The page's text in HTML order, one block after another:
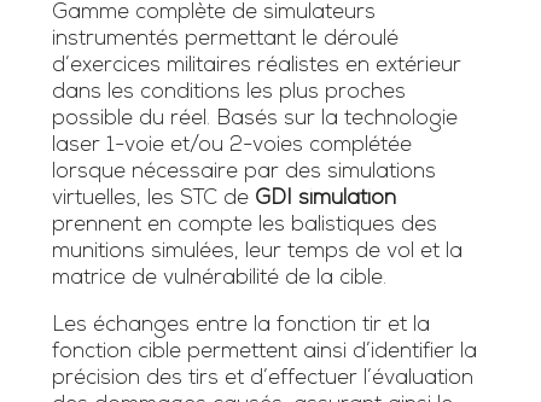
Gamme complète de simulateurs
instrumentés permettant le déroulé
d’exercices militaires réalistes en extérieur
dans les conditions les plus proches
possible du réel. Basés sur la technologie
laser 1-voie et/ou 2-voies complétée
lorsque nécessaire par des simulations
virtuelles, les STC de GDI simulation
prennent en compte les balistiques des
munitions simulées, leur temps de vol et la
matrice de vulnérabilité de la cible.
Les échanges entre la fonction tir et la
fonction cible permettent ainsi d’identifier la
précision des tirs et d’effectuer l’évaluation